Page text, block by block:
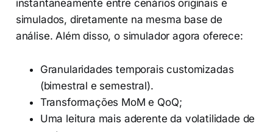
instantaneamente entre cenários originais e
simulados, diretamente na mesma base de
análise. Além disso, o simulador agora oferece:
Granularidades temporais customizadas
(bimestral e semestral).
Transformações MoM e QoQ;
Uma leitura mais aderente da volatilidade de